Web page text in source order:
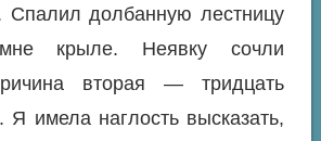
Спалил долбанную лестницу
крыле. Неявку сочли
вторая — тридцать
Я имела наглость высказать,